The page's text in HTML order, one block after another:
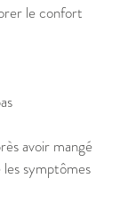
le confort
avoir mangé
symptômes